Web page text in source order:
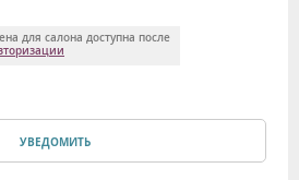
для салона доступна после
УВЕДОМИТЬ